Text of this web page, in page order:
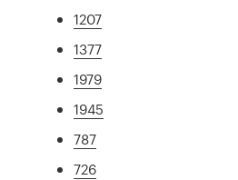
1207
1377
1979
1945
787
726